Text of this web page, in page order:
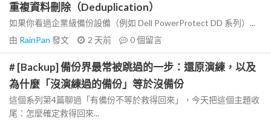
重複資料刪除（Deduplication）
如果你看過企業級備份設備（例如 Dell PowerProtect DD 系列）...
由 RainPan 發文 2 天前 0個留言
# [Backup] 備份界最常被跳過的一步：還原演練，以及
為什麼「沒演練過的備份」等於沒備份
這個系列第4篇聊過「有備份不等於救得回來」，今天把這個主題收
尾：怎麼確定救得回來...